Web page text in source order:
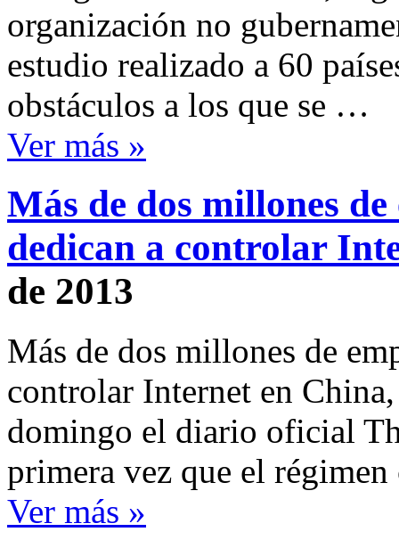
organización no
estudio realizado a 60
obstáculos a los que se …
Ver más »
Más de dos millones
dedican a controlar
de 2013
Más de dos millones de
controlar Internet en
domingo el diario oficial
primera vez que el
Ver más »